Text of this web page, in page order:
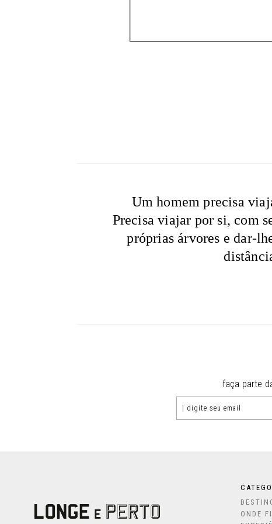
Um homem precisa
Precisa viajar por si, com
próprias árvores e dar-
faça parte
ONDE